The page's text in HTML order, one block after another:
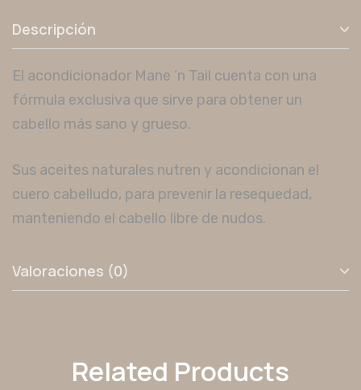
Descripción
El acondicionador Mane ‘n Tail cuenta con una
fórmula exclusiva que sirve para obtener un
cabello más sano y grueso.
Sus aceites naturales nutren y acondicionan el
cuero cabelludo, para prevenir la resequedad,
manteniendo el cabello libre de nudos.
Valoraciones (0)
Related Products